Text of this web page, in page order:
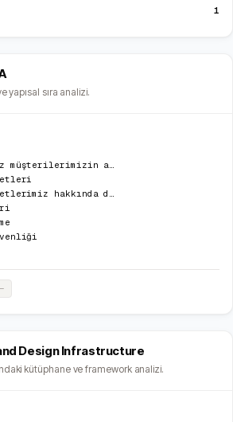
1
yapısal sıra analizi.
Hizmet verdiğimiz müşterilerimizin arasında sizi de görmekten mutluluk duyarız.
Danışmanlık hizmetlerimiz hakkında detaylı bilgi almak için bizimle iletişime geçin.
—
Design Infrastructure
kütüphane ve framework analizi.